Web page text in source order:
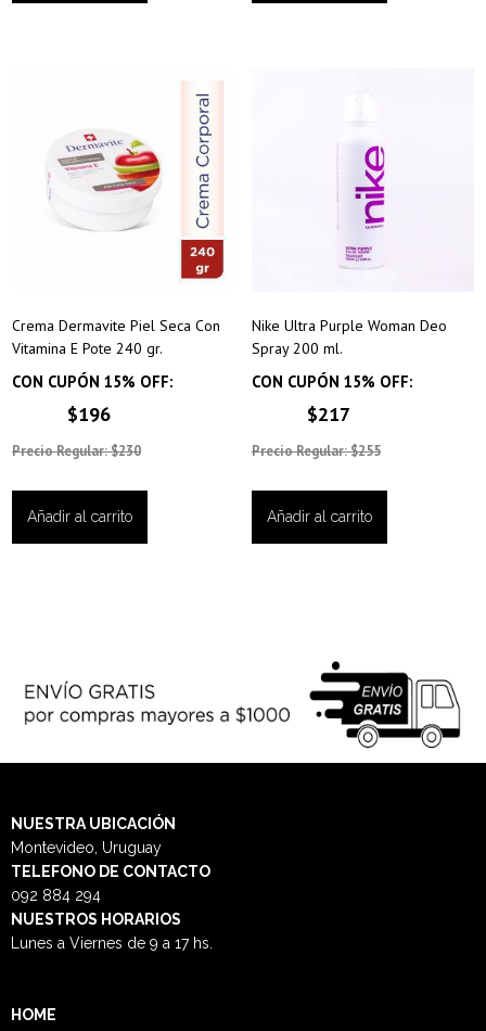
Crema Dermavite Piel Seca Con
Vitamina E Pote 240 gr.
CON CUPÓN 15% OFF:
$196
Precio Regular: $230
Añadir al carrito
Nike Ultra Purple Woman Deo
Spray 200 ml.
CON CUPÓN 15% OFF:
$217
Precio Regular: $255
Añadir al carrito
NUESTRAUBICACIÓN
Montevideo, Uruguay
TELEFONO DE CONTACTO
092 884 294
NUESTROS HORARIOS
Lunes a Viernes de 9 a 17 hs.
HOME